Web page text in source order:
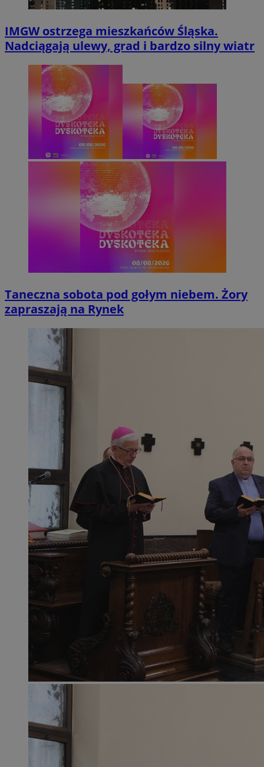
IMGW ostrzega mieszkańców Śląska.
Nadciągają ulewy, grad i bardzo silny wiatr
Taneczna sobota pod gołym niebem. Żory
zapraszają na Rynek